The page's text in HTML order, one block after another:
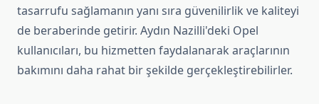
tasarrufu sağlamanın yanı sıra güvenilirlik ve kaliteyi
de beraberinde getirir. Aydın Nazilli'deki Opel
kullanıcıları, bu hizmetten faydalanarak araçlarının
bakımını daha rahat bir şekilde gerçekleştirebilirler.